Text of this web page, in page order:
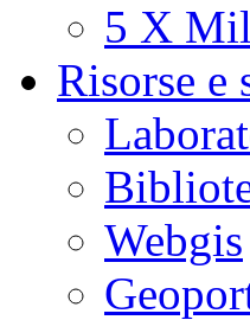
5 X
Risorse e
Webgis